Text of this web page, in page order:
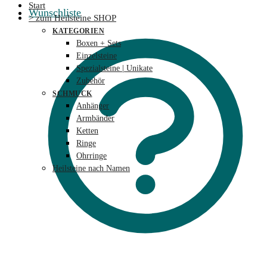
Wunschliste
Start
> zum Heilsteine SHOP
KATEGORIEN
Boxen + Sets
Einzelsteine
Spezialsteine | Unikate
Zubehör
SCHMUCK
Anhänger
Armbänder
Ketten
Ringe
Ohrringe
Heilsteine nach Namen